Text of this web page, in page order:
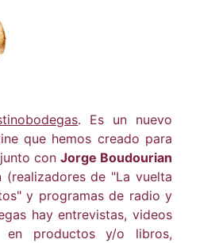
. Es un nuevo
que hemos creado para
con Jorge Boudourian
(realizadores de "La vuelta
y programas de radio y
hay entrevistas, videos
en productos y/o libros,